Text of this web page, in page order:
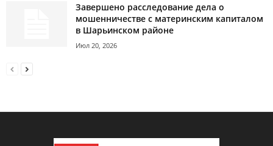
Завершено расследование дела о
мошенничестве с материнским капиталом
в Шарьинском районе
Июл 20, 2026